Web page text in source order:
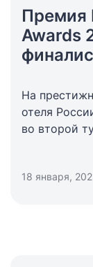
Премия
Awards
На
отеля
во второй
18 января,